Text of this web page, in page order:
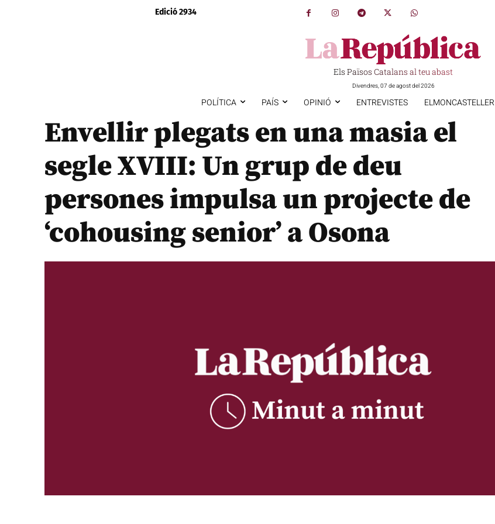
Edició 2934
Els Països Catalans al teu abast
Divendres, 07 de agost del 2026
POLÍTICA PAÍS OPINIÓ ENTREVISTES ELMONCASTELLER
Envellir plegats en una masia el
segle XVIII: Un grup de deu
persones impulsa un projecte de
‘cohousing senior’ a Osona